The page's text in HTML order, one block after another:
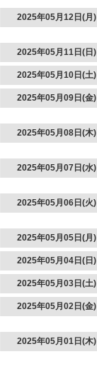
2025年05月12日(月)
2025年05月11日(日)
2025年05月10日(土)
2025年05月09日(金)
2025年05月08日(木)
2025年05月07日(水)
2025年05月06日(火)
2025年05月05日(月)
2025年05月04日(日)
2025年05月03日(土)
2025年05月02日(金)
2025年05月01日(木)